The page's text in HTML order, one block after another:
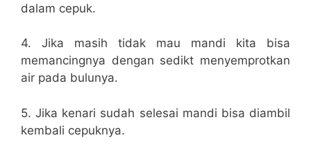
dalam cepuk.
4. Jika masih tidak mau mandi kita bisa
memancingnya dengan sedikt menyemprotkan
air pada bulunya.
5. Jika kenari sudah selesai mandi bisa diambil
kembali cepuknya.